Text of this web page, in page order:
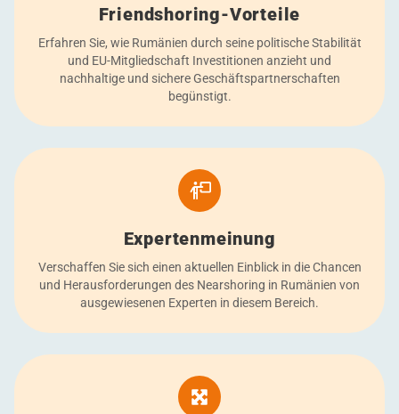
Friendshoring-Vorteile
Erfahren Sie, wie Rumänien durch seine politische Stabilität
und EU-Mitgliedschaft Investitionen anzieht und
nachhaltige und sichere Geschäftspartnerschaften
begünstigt.
Expertenmeinung
Verschaffen Sie sich einen aktuellen Einblick in die Chancen
und Herausforderungen des Nearshoring in Rumänien von
ausgewiesenen Experten in diesem Bereich.